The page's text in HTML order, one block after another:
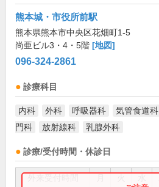
熊本城・市役所前駅
熊本県熊本市中央区花畑町1-5
尚亜ビル3・4・5階 [地図]
096-324-2861
診療科目
内科 外科 呼吸器科 気管食道科
門科
放射線科 乳腺外科
診療/受付時間・休診日